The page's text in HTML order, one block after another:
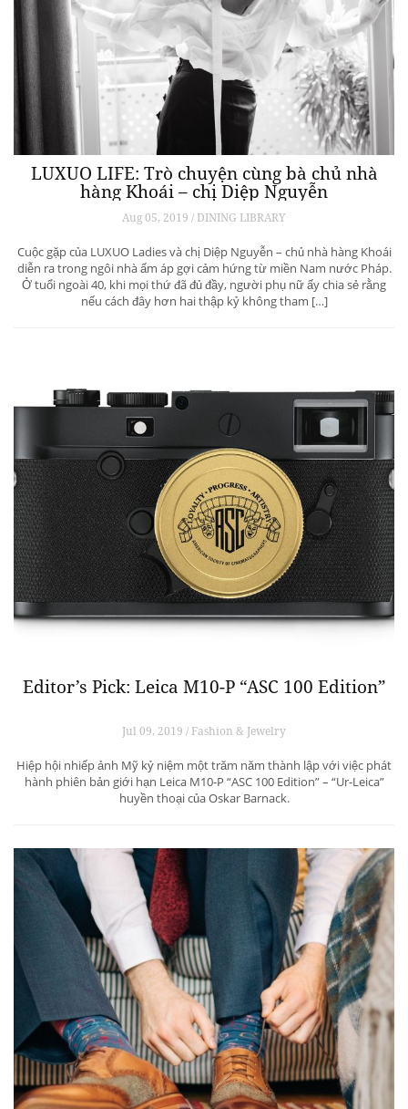
LUXUO LIFE: Trò chuyện cùng bà chủ nhà
hàng Khoái – chị Diệp Nguyễn
Aug 05, 2019 / DINING LIBRARY
Cuộc gặp của LUXUO Ladies và chị Diệp Nguyễn – chủ nhà hàng Khoái
diễn ra trong ngôi nhà ấm áp gợi cảm hứng từ miền Nam nước Pháp.
Ở tuổi ngoài 40, khi mọi thứ đã đủ đầy, người phụ nữ ấy chia sẻ rằng
nếu cách đây hơn hai thập kỷ không tham […]
Editor’s Pick: Leica M10-P “ASC 100 Edition”
Jul 09, 2019 / Fashion & Jewelry
Hiệp hội nhiếp ảnh Mỹ kỷ niệm một trăm năm thành lập với việc phát
hành phiên bản giới hạn Leica M10-P “ASC 100 Edition” – “Ur-Leica”
huyền thoại của Oskar Barnack.